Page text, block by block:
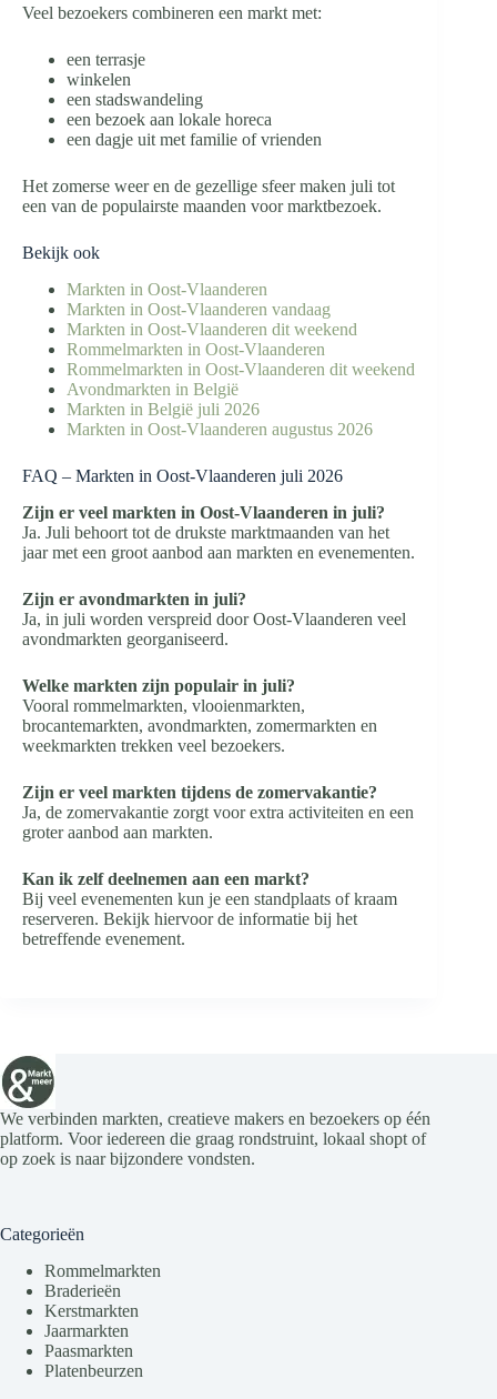
Veel bezoekers combineren een markt met:
een terrasje
winkelen
een stadswandeling
een bezoek aan lokale horeca
een dagje uit met familie of vrienden
Het zomerse weer en de gezellige sfeer maken juli tot
een van de populairste maanden voor marktbezoek.
Bekijk ook
Markten in Oost-Vlaanderen
Markten in Oost-Vlaanderen vandaag
Markten in Oost-Vlaanderen dit weekend
Rommelmarkten in Oost-Vlaanderen
Rommelmarkten in Oost-Vlaanderen dit weekend
Avondmarkten in België
Markten in België juli 2026
Markten in Oost-Vlaanderen augustus 2026
FAQ – Markten in Oost-Vlaanderen juli 2026
Zijn er veel markten in Oost-Vlaanderen in juli?
Ja. Juli behoort tot de drukste marktmaanden van het
jaar met een groot aanbod aan markten en evenementen.
Zijn er avondmarkten in juli?
Ja, in juli worden verspreid door Oost-Vlaanderen veel
avondmarkten georganiseerd.
Welke markten zijn populair in juli?
Vooral rommelmarkten, vlooienmarkten,
brocantemarkten, avondmarkten, zomermarkten en
weekmarkten trekken veel bezoekers.
Zijn er veel markten tijdens de zomervakantie?
Ja, de zomervakantie zorgt voor extra activiteiten en een
groter aanbod aan markten.
Kan ik zelf deelnemen aan een markt?
Bij veel evenementen kun je een standplaats of kraam
reserveren. Bekijk hiervoor de informatie bij het
betreffende evenement.
We verbinden markten, creatieve makers en bezoekers op één
platform. Voor iedereen die graag rondstruint, lokaal shopt of
op zoek is naar bijzondere vondsten.
Categorieën
Rommelmarkten
Braderieën
Kerstmarkten
Jaarmarkten
Paasmarkten
Platenbeurzen